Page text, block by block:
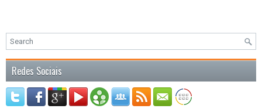
Redes Sociais